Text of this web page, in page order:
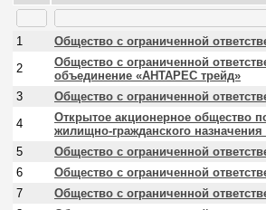
1
Общество с ограниченной
2
Общество с ограниченной
объединение «АНТАРЕС трейд»
3
Общество с ограниченной
4
Открытое акционерное общество
жилищно-гражданского
5
Общество с ограниченной
6
Общество с ограниченной
7
Общество с ограниченной